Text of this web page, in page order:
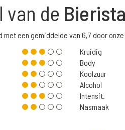
van de
een gemiddelde van 6,7 door onze
Kruidig
Body
Koolzuur
Alcohol
Intensit.
Nasmaak